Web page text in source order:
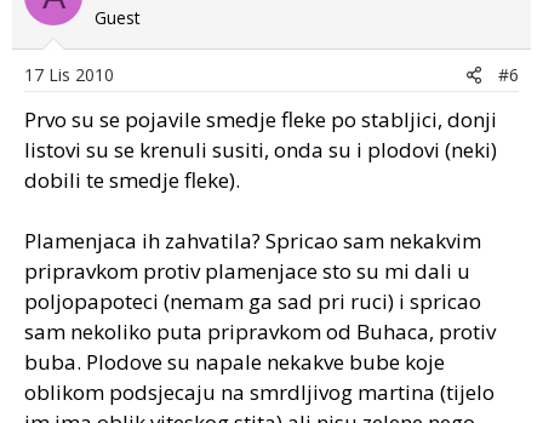
Guest
17 Lis 2010 #6
Prvo su se pojavile smedje fleke po stabljici, donji
listovi su se krenuli susiti, onda su i plodovi (neki)
dobili te smedje fleke).
Plamenjaca ih zahvatila? Spricao sam nekakvim
pripravkom protiv plamenjace sto su mi dali u
poljopapoteci (nemam ga sad pri ruci) i spricao
sam nekoliko puta pripravkom od Buhaca, protiv
buba. Plodove su napale nekakve bube koje
oblikom podsjecaju na smrdljivog martina (tijelo